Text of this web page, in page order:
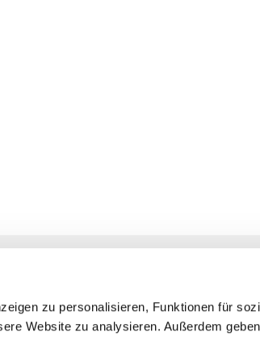
zu personalisieren, Funktionen für
Website zu analysieren. Außerdem
Veranstaltungen
Pfarrbüro
Prävention